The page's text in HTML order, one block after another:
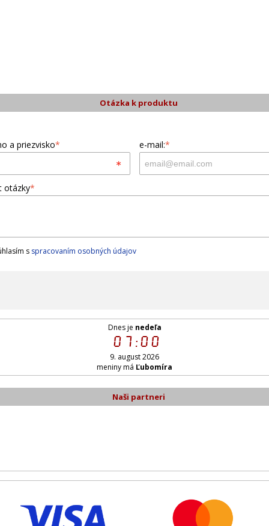
Otázka k produktu
a priezvisko* e-mail:*
otázky*
s spracovaním osobných údajov
Dnes je nedeľa
07:00
9. august 2026
meniny má Ľubomíra
Naši partneri